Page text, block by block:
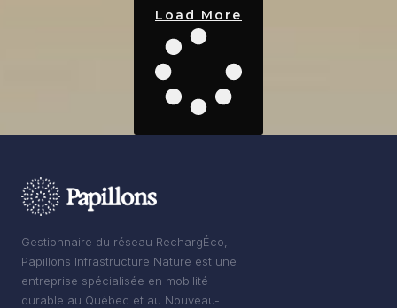
Load More
Gestionnaire du réseau RechargÉco,
Papillons Infrastructure Nature est une
entreprise spécialisée en mobilité
durable au Québec et au Nouveau-